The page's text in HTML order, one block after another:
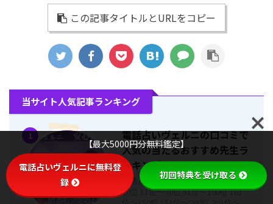
この記事タイトルとURLをコピー
当サイト人気記事ランキング
1
電話占いヴェルニの口コミで
人気の当たるおすすめ先生ラ
ンキングTOP661
電話占いヴェルニランキング 1位〜
10位 11位〜50位 51位〜100位 101
【最大5000円分無料鑑定】
電話占いヴェルニに無料登
録
初回特典を受け取る